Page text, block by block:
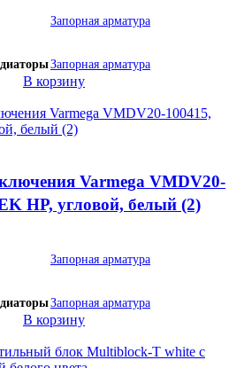
Запорная арматура
Запорная арматура
В корзину
Varmega VMDV20-
НР, угловой, белый (2)
Запорная арматура
Запорная арматура
В корзину